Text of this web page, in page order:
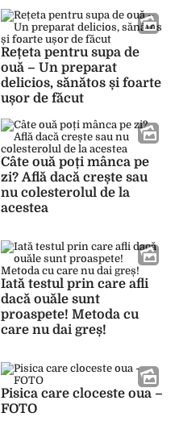
Rețeta pentru supa de
ouă – Un preparat
delicios, sănătos și foarte
ușor de făcut
Câte ouă poți mânca pe
zi? Află dacă crește sau
nu colesterolul de la
acestea
Iată testul prin care afli
dacă ouăle sunt
proaspete! Metoda cu
care nu dai greș!
Pisica care cloceste oua –
FOTO